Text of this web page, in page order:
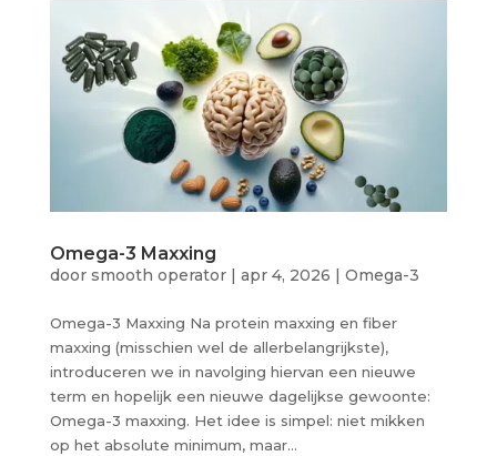
Omega-3 Maxxing
door smooth operator| apr 4, 2026 Omega-3
Omega-3 Maxxing Na protein maxxing en fiber
maxxing (misschien wel de allerbelangrijkste),
introduceren we in navolging hiervan een nieuwe
term en hopelijk een nieuwe dagelijkse gewoonte:
Omega-3 maxxing. Het idee is simpel: niet mikken
op het absolute minimum, maar...